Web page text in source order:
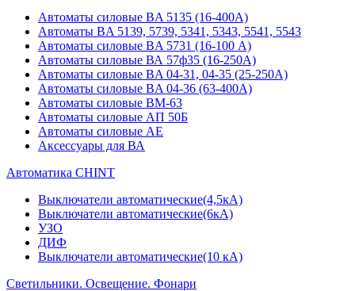
Автоматы силовые BA 5135 (16-400А)
Автоматы BA 5139, 5739, 5341, 5343, 5541, 5543
Автоматы силовые BA 5731 (16-100 А)
Автоматы силовые ВА 57ф35 (16-250А)
Автоматы силовые BA 04-31, 04-35 (25-250А)
Автоматы силовые BA 04-36 (63-400А)
Автоматы силовые ВМ-63
Автоматы силовые АП 50Б
Автоматы силовые АЕ
Аксессуары для ВА
Автоматика CHINT
Выключатели автоматические(4,5кА)
Выключатели автоматические(6кА)
УЗО
ДИФ
Выключатели автоматические(10 кА)
Светильники. Освещение. Фонари